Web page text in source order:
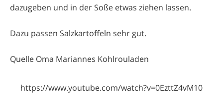
dazugeben und in der Soße etwas ziehen lassen.
Dazu passen Salzkartoffeln sehr gut.
Quelle Oma Mariannes Kohlrouladen
https://www.youtube.com/watch?v=0EzttZ4vM10